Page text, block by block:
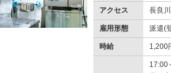
アクセス 長良
雇用形態 派遣(
時給 1,200
17:00